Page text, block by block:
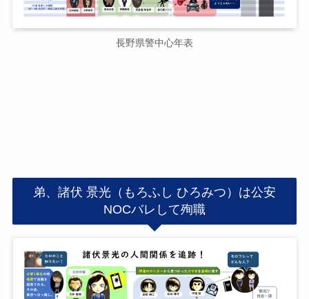
長野県警中心年表
弟、諸伏 景光（もろふし ひろみつ）は公安
NOCバレして殉職